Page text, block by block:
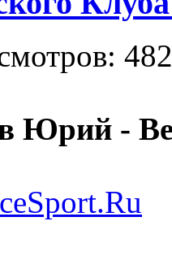
Юрий -